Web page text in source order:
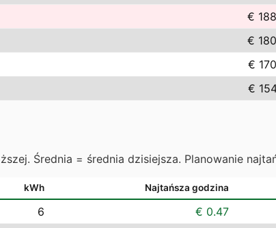
€
€
€
€
Średnia = średnia dzisiejsza. Planowanie
kWh Najtańsza godzina
6 € 0.47